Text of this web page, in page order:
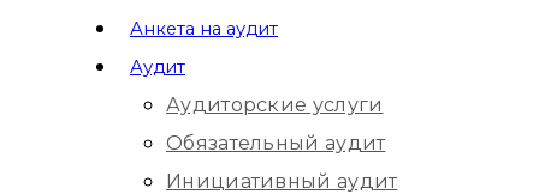
Анкета на аудит
Аудит
Аудиторские услуги
Обязательный аудит
Инициативный аудит